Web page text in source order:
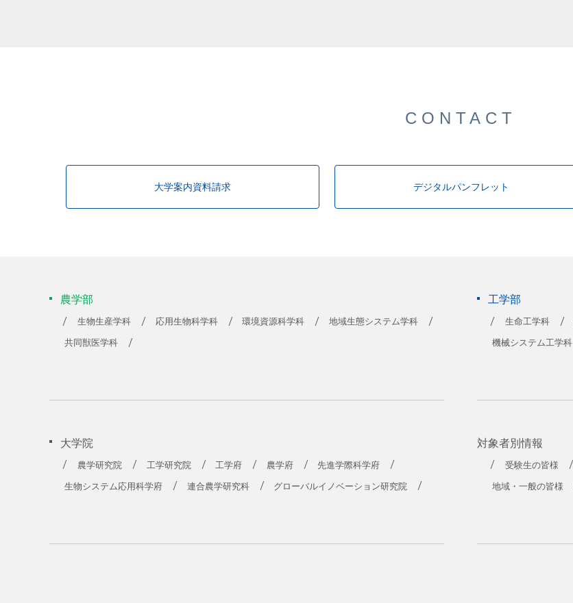
CONTACT
大学案内資料請求 デジタルパンフレット
農学部
生物生産学科 応用生物科学科 環境資源科学科 地域生態システム学科
共同獣医学科
工学部
生命工学科
機械システム工学科
大学院
農学研究院 工学研究院 工学府 農学府 先進学際科学府
生物システム応用科学府 連合農学研究科 グローバルイノベーション研究院
対象者別情報
受験生の皆様
地域・一般の皆様